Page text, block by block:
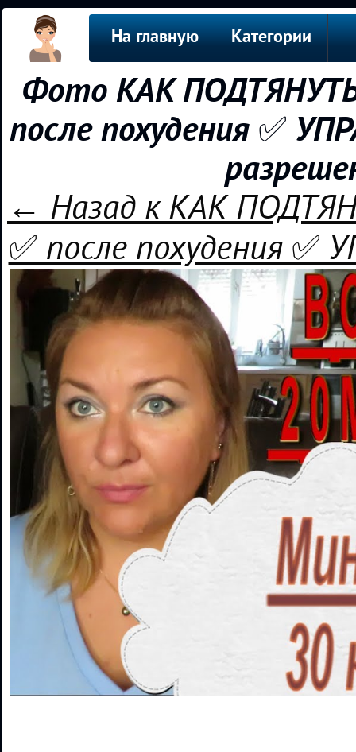
На главную Категории
Фото КАК
после похудения ✅
← Назад к КАК
✅ после похудения